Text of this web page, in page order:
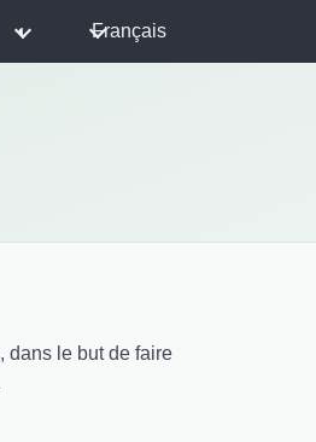
◐ Français
dans le but de faire